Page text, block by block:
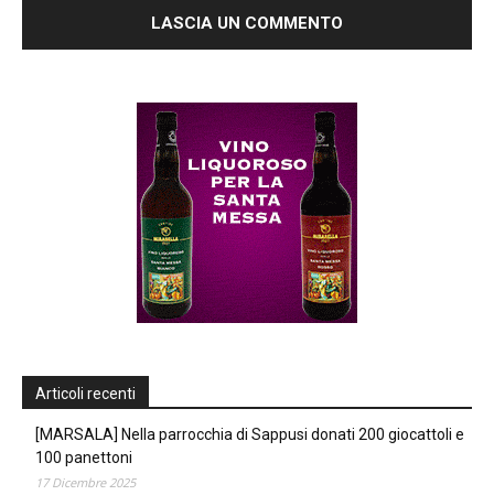
Articoli recenti
[MARSALA] Nella parrocchia di Sappusi donati 200 giocattoli e
100 panettoni
17 Dicembre 2025